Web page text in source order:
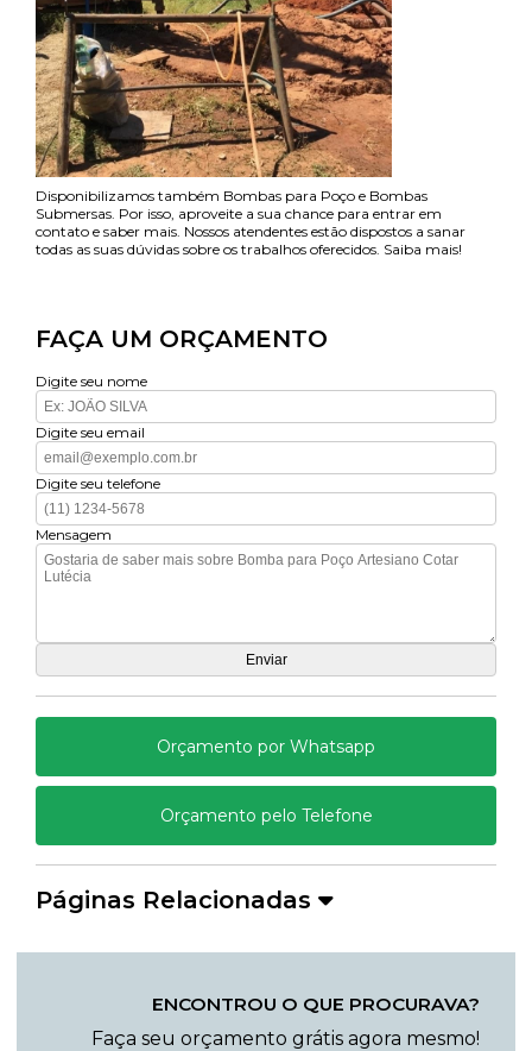
Disponibilizamos também Bombas para Poço e Bombas
Submersas. Por isso, aproveite a sua chance para entrar em
contato e saber mais. Nossos atendentes estão dispostos a sanar
todas as suas dúvidas sobre os trabalhos oferecidos. Saiba mais!
FAÇA UM ORÇAMENTO
Digite seu nome
Digite seu email
Digite seu telefone
Mensagem
Orçamento por Whatsapp
Orçamento pelo Telefone
Páginas Relacionadas
ENCONTROU O QUE PROCURAVA?
Faça seu orçamento grátis agora mesmo!